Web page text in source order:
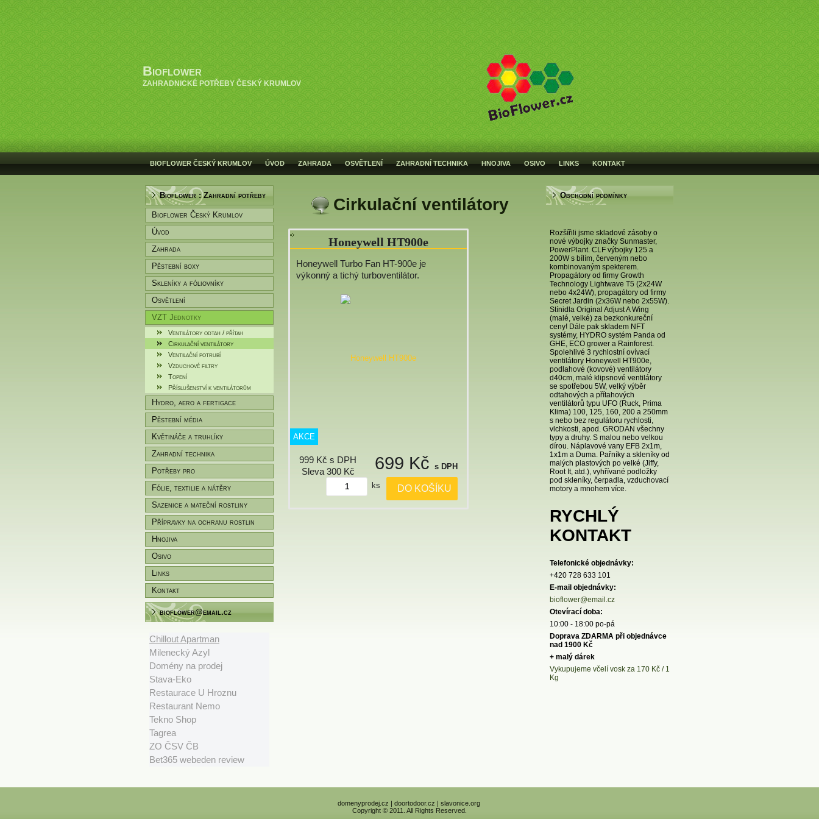
Bioflower
ZAHRADNICKÉ POTŘEBY ČESKÝ KRUMLOV
BIOFLOWER ČESKÝ KRUMLOV ÚVOD ZAHRADA OSVĚTLENÍ ZAHRADNÍ TECHNIKA HNOJIVA OSIVO LINKS KONTAKT
Bioflower : Zahradní potřeby
Bioflower Český Krumlov
Úvod
Zahrada
Pěstební boxy
Skleníky a fóliovníky
Osvětlení
VZT Jednotky
Ventilátory odtah / přítah
Cirkulační ventilátory
Ventilační potrubí
Vzduchové filtry
Topení
Příslušenství k ventilátorům
Hydro, aero a fertigace
Pěstební média
Květináče a truhlíky
Zahradní technika
Potřeby pro
zahradníky/pěstitele
Fólie, textilie a nátěry
Sazenice a mateční rostliny
Přípravky na ochranu rostlin
Hnojiva
Osivo
Links
Kontakt
bioflower@email.cz
Chillout Apartman
Milenecký Azyl
Domény na prodej
Stava-Eko
Restaurace U Hroznu
Restaurant Nemo
Tekno Shop
Tagrea
ZO ČSV ČB
Bet365 webeden review
Cirkulační ventilátory
Honeywell HT900e
Honeywell Turbo Fan HT-900e je
výkonný a tichý turboventilátor.
AKCE
699 Kčs DPH
999 Kč s DPH
Sleva 300 Kč
ks DO KOŠÍKU
Obchodní podmínky
Rozšířili jsme skladové zásoby o
nové výbojky značky Sunmaster,
PowerPlant. CLF výbojky 125 a
200W s bílím, červeným nebo
kombinovaným spekterem.
Propagátory od firmy Growth
Technology Lightwave T5 (2x24W
nebo 4x24W), propagátory od firmy
Secret Jardin (2x36W nebo 2x55W).
Stínidla Original Adjust A Wing
(malé, velké) za bezkonkureční
ceny! Dále pak skladem NFT
systémy, HYDRO systém Panda od
GHE, ECO grower a Rainforest.
Spolehlivé 3 rychlostní ovívací
ventilátory Honeywell HT900e,
podlahové (kovové) ventilátory
d40cm, malé klipsnové ventilátory
se spotřebou 5W, velký výběr
odtahových a přítahových
ventilátorů typu UFO (Ruck, Prima
Klima) 100, 125, 160, 200 a 250mm
s nebo bez regulátoru rychlosti,
vlchkosti, apod. GRODAN všechny
typy a druhy. S malou nebo velkou
dírou. Náplavové vany EFB 2x1m,
1x1m a Duma. Pařníky a skleníky od
malých plastových po velké (Jiffy,
Root It, atd.), vyhřívané podložky
pod skleníky, čerpadla, vzduchovací
motory a mnohem více.
RYCHLÝ
KONTAKT
Telefonické objednávky:
+420 728 633 101
E-mail objednávky:
bioflower@email.cz
Otevírací doba:
10:00 - 18:00 po-pá
Doprava ZDARMA při objednávce
nad 1900 Kč
+ malý dárek
Vykupujeme včelí vosk za 170 Kč / 1
Kg
domenyprodej.cz | doortodoor.cz | slavonice.org
Copyright © 2011. All Rights Reserved.